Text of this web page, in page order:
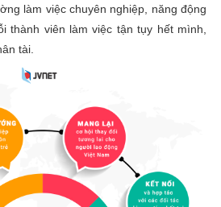
làm việc chuyên nghiệp, năng động
thành viên làm việc tận tụy hết mình,
tài.